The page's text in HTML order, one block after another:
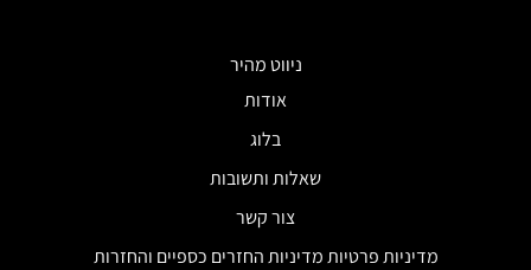
ניווט מהיר
אודות
בלוג
שאלות ותשובות
צור קשר
מדיניות פרטיות מדיניות החזרים כספיים והחזרות